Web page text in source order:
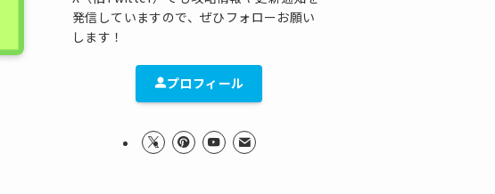
発信していますので、ぜひフォローお願い
します！
プロフィール